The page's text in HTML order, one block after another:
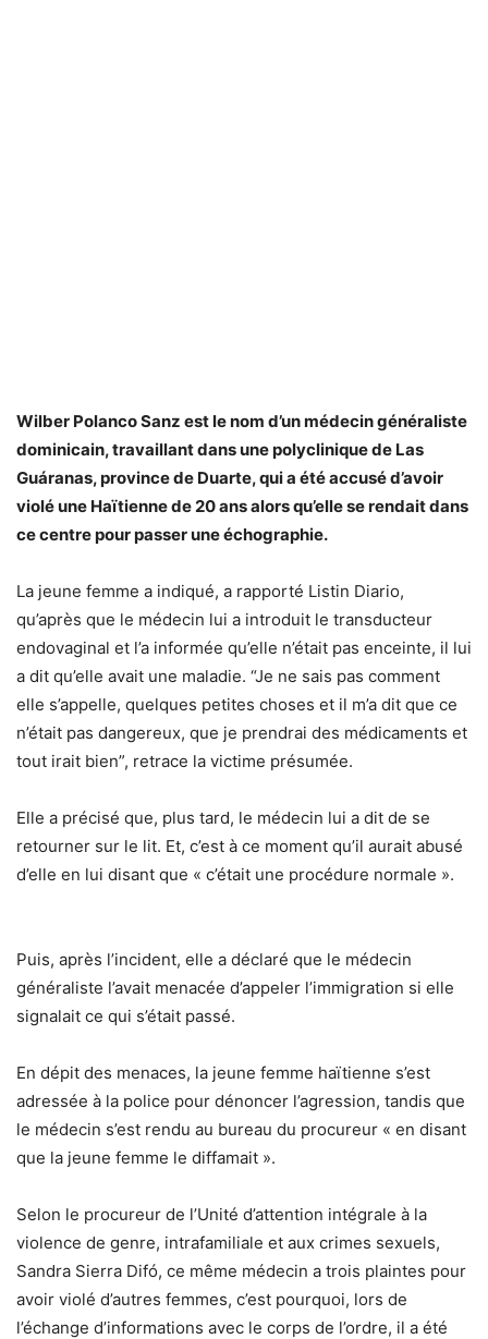
Wilber Polanco Sanz est le nom d’un médecin généraliste
dominicain, travaillant dans une polyclinique de Las
Guáranas, province de Duarte, qui a été accusé d’avoir
violé une Haïtienne de 20 ans alors qu’elle se rendait dans
ce centre pour passer une échographie.
La jeune femme a indiqué, a rapporté Listin Diario,
qu’après que le médecin lui a introduit le transducteur
endovaginal et l’a informée qu’elle n’était pas enceinte, il lui
a dit qu’elle avait une maladie. “Je ne sais pas comment
elle s’appelle, quelques petites choses et il m’a dit que ce
n’était pas dangereux, que je prendrai des médicaments et
tout irait bien”, retrace la victime présumée.
Elle a précisé que, plus tard, le médecin lui a dit de se
retourner sur le lit. Et, c’est à ce moment qu’il aurait abusé
d’elle en lui disant que « c’était une procédure normale ».
Puis, après l’incident, elle a déclaré que le médecin
généraliste l’avait menacée d’appeler l’immigration si elle
signalait ce qui s’était passé.
En dépit des menaces, la jeune femme haïtienne s’est
adressée à la police pour dénoncer l’agression, tandis que
le médecin s’est rendu au bureau du procureur « en disant
que la jeune femme le diffamait ».
Selon le procureur de l’Unité d’attention intégrale à la
violence de genre, intrafamiliale et aux crimes sexuels,
Sandra Sierra Difó, ce même médecin a trois plaintes pour
avoir violé d’autres femmes, c’est pourquoi, lors de
l’échange d’informations avec le corps de l’ordre, il a été